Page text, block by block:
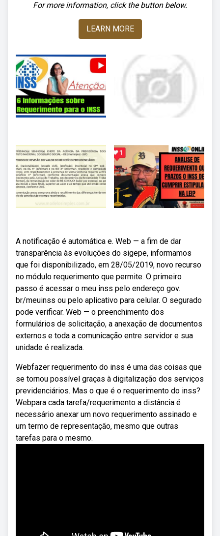
For more information, click the button below.
LEARN MORE
A notificação é automática e. Web — a fim de dar
transparência às evoluções do sigepe, informamos
que foi disponibilizado, em 28/05/2019, novo recurso
no módulo requerimento que permite. O primeiro
passo é acessar o meu inss pelo endereço gov.
br/meuinss ou pelo aplicativo para celular. O segurado
pode verificar. Web — o preenchimento dos
formulários de solicitação, a anexação de documentos
externos e toda a comunicação entre servidor e sua
unidade é realizada.
Webfazer requerimento do inss é uma das coisas que
se tornou possível graças à digitalização dos serviços
previdenciários. Mas o que é o requerimento do inss?
Webpara cada tarefa/requerimento a distância é
necessário anexar um novo requerimento assinado e
um termo de representação, mesmo que outras
tarefas para o mesmo.